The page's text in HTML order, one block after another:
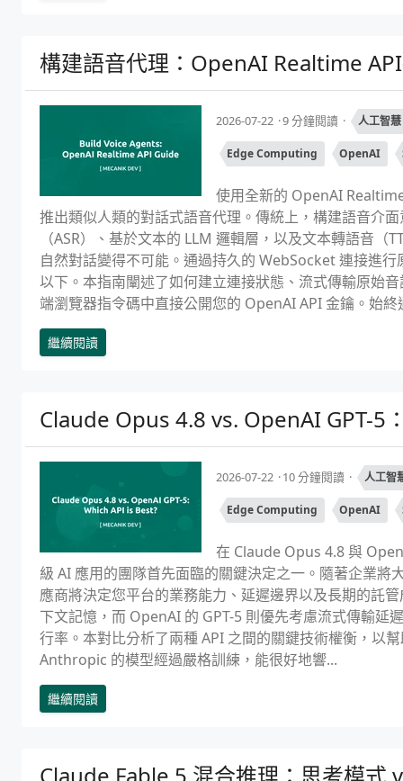
構建語音代理：OpenAI Realtime
2026-07-22 9 分鐘閱讀 人工智慧
Edge Computing OpenAI
使用全新的 OpenAI
推出類似人類的對話式語音代理。傳統上，構建語音介
（ASR）、基於文本的 LLM 邏輯層，以及文本轉語音
自然對話變得不可能。通過持久的 WebSocket 連接進
以下。本指南闡述了如何建立連接狀態、流式傳輸原始
端瀏覽器指令碼中直接公開您的 OpenAI API 金鑰。始
繼續閱讀
Claude Opus 4.8 vs. OpenAI GPT-5
2026-07-22 10 分鐘閱讀 人工智
Edge Computing OpenAI
在 Claude Opus 4.8 與
級 AI 應用的團隊首先面臨的關鍵決定之一。隨著企業
應商將決定您平台的業務能力、延遲邊界以及長期的託
下文記憶，而 OpenAI 的 GPT-5 則優先考慮流式傳輸
行率。本對比分析了兩種 API 之間的關鍵技術權衡，以
Anthropic 的模型經過嚴格訓練，能很好地響...
繼續閱讀